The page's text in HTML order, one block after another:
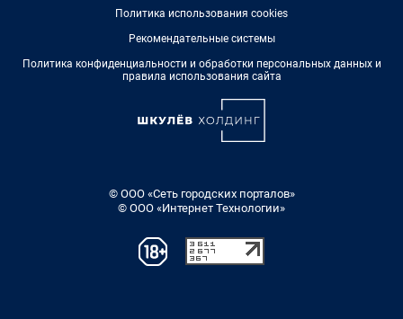
Политика использования cookies
Рекомендательные системы
Политика конфиденциальности и обработки персональных данных и
правила использования сайта
© ООО «Сеть городских порталов»
© ООО «Интернет Технологии»